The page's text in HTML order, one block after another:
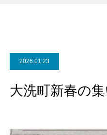
2026.01.23
大洗町新春の